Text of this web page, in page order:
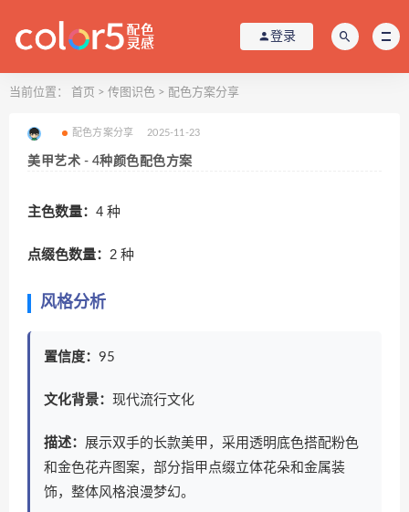
登录
当前位置： 首页 > 传图识色 > 配色方案分享
配色方案分享 2025-11-23
美甲艺术 - 4种颜色配色方案
主色数量： 4 种
点缀色数量： 2 种
风格分析
置信度： 95
文化背景： 现代流行文化
描述： 展示双手的长款美甲，采用透明底色搭配粉色
和金色花卉图案，部分指甲点缀立体花朵和金属装
饰，整体风格浪漫梦幻。